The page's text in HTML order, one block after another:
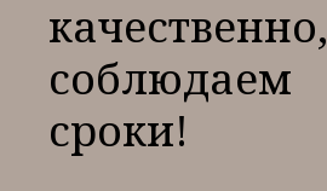
качественно,
соблюдаем
сроки!